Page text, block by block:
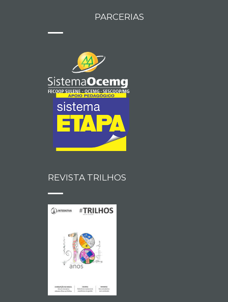
PARCERIAS
REVISTA TRILHOS